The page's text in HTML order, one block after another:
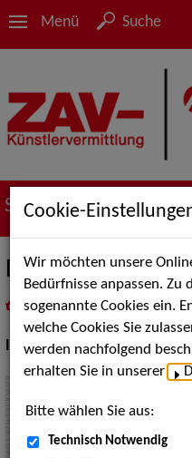
Menü Suche
Suche nach
Duo Klezmotions
inMeine Merklistelegen
Instrument:Akkordeon,
Cookie-
Wir möchten unsere
Bedürfnisse anpassen. Zu
sogenannte Cookies ein.
welche Cookies Sie
werden nachfolgend
erhalten Sie in unserer
Bitte wählen Sie aus:
Technisch Notwendig